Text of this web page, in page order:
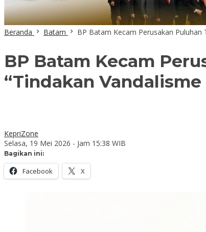
Beranda Batam BP Batam Kecam Perusakan
BP Batam Kecam
“Tindakan
KepriZone
Selasa, 19 Mei 2026 - Jam 15:38 WIB
Bagikan ini:
Facebook X